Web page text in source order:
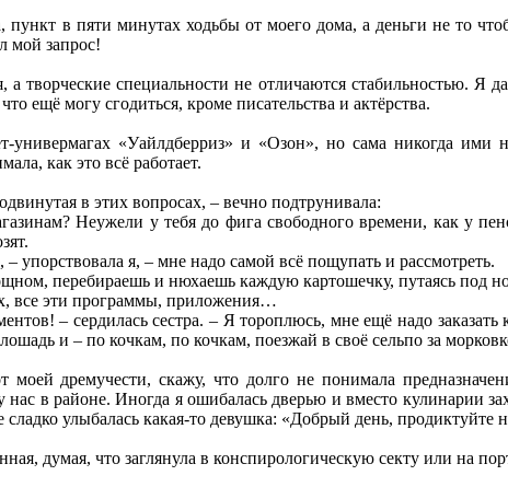
пункт в пяти минутах ходьбы от моего дома, а деньги не то
мой запрос!
а творческие специальности не отличаются стабильностью. Я
ещё могу сгодиться, кроме писательства и актёрства.
универмагах «Уайлдберриз» и «Озон», но сама никогда ими
как это всё работает.
в этих вопросах, – вечно подтрунивала:
Неужели у тебя до фига свободного времени, как у
упорствовала я, – мне надо самой всё пощупать и рассмотреть.
перебираешь и нюхаешь каждую картошечку, путаясь под
все эти программы, приложения…
– сердилась сестра. – Я тороплюсь, мне ещё надо
и – по кочкам, по кочкам, поезжай в своё сельпо за
моей дремучести, скажу, что долго не понимала
в районе. Иногда я ошибалась дверью и вместо кулинарии
улыбалась какая-то девушка: «Добрый день, продиктуйте
думая, что заглянула в конспирологическую секту или на